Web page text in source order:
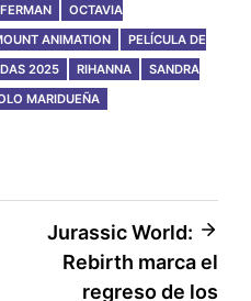
OCTAVIA
ANIMATION
PELÍCULA DE
2025 RIHANNA
SANDRA
MARIDUEÑA
Jurassic World:
Rebirth marca el
regreso de los